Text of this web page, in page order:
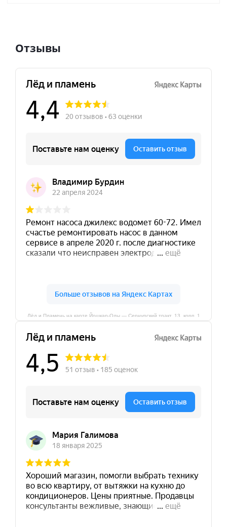
Отзывы
Лёд и Пламень на карте Йошкар‑Олы — Сернурский тракт, 13, корп. 1